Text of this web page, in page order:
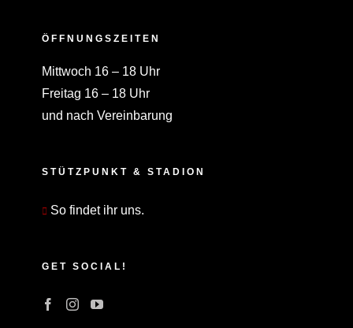
ÖFFNUNGSZEITEN
Mittwoch 16 – 18 Uhr
Freitag 16 – 18 Uhr
und nach Vereinbarung
STÜTZPUNKT & STADION
So findet ihr uns.
GET SOCIAL!